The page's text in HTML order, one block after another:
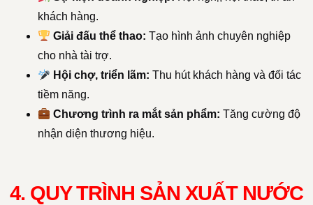
khách hàng.
Giải đấu thể thao: Tạo hình ảnh chuyên nghiệp
cho nhà tài trợ.
Hội chợ, triển lãm: Thu hút khách hàng và đối tác
tiềm năng.
Chương trình ra mắt sản phẩm: Tăng cường độ
nhận diện thương hiệu.
4. QUY TRÌNH SẢN XUẤT NƯỚC